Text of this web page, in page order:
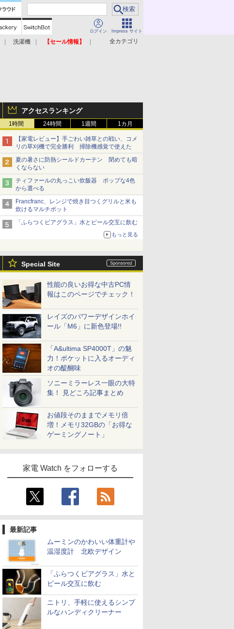
ログイン Impress サイト
全カテゴリ
洗濯機
【セール情報】
アクセスランキング
1時間 24時間 1週間 1カ月
【家電レビュー】手ごわい雑草との戦い、コメ
リの草刈機で完全勝利 掃除機感覚で使えた
夏の暑さに防熱シールドカーテン 閉めても暗
くならない
ティファールの丸っこい炊飯器 ポップな4色
から選べる
Francfranc、レンジで焼き目つくグリルと米も
炊けるマルチポット
「ふらつくビアグラス」水とビール交互に飲む
もっと見る
Special Site
性能の良いお得な中古PC情
報はこのページでチェック！
レイズのパワーデザインホイ
ール「M6」に新色登場!!
「A&ultima SP4000T」の魅
力！ポケットに入るオーディ
オの醍醐味
ソニーミラーレス一眼の大特
集！ 見どころ記事まとめ
お値段そのままでメモリ倍
増！メモリ32GBの「お得な
ゲーミングノート」
家電 Watch をフォローする
最新記事
ムーミンのかわいい体重計や
温湿度計 北欧デザイン
「ふらつくビアグラス」水と
ビール交互に飲む
ニトリ、手軽に使えるシンプ
ルなハンディクリーナー